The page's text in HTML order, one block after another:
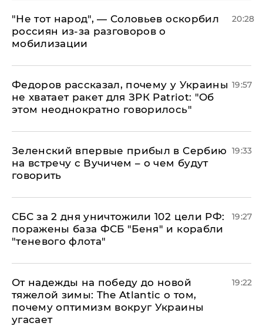
​"Не тот народ", — Соловьев оскорбил
россиян из-за разговоров о
мобилизации
20:28
Федоров рассказал, почему у Украины
не хватает ракет для ЗРК Patriot: "Об
этом неоднократно говорилось"
19:57
Зеленский впервые прибыл в Сербию
на встречу с Вучичем – о чем будут
говорить
19:33
СБС за 2 дня уничтожили 102 цели РФ:
поражены база ФСБ "Беня" и корабли
"теневого флота"
19:27
От надежды на победу до новой
тяжелой зимы: The Atlantic о том,
почему оптимизм вокруг Украины
угасает
19:22